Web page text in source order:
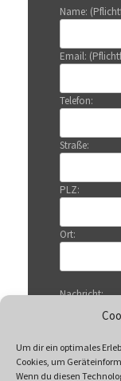
Um dir ein optimales
Cookies, um
Wenn du diesen
Name:
Email:
Telefon:
Straße:
PLZ:
Ort:
Nachricht: